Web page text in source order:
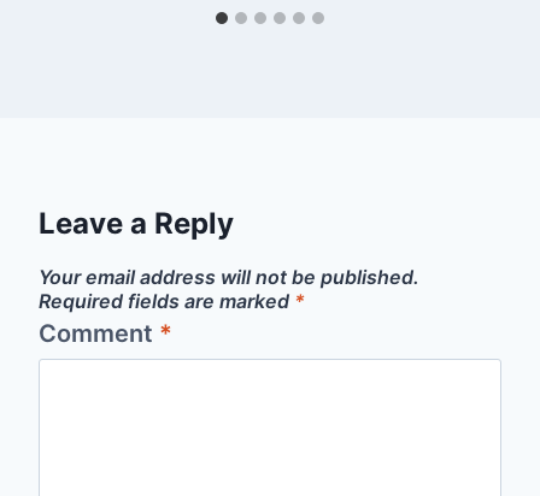
Leave a Reply
Your email address will not be published.
Required fields are marked *
Comment *